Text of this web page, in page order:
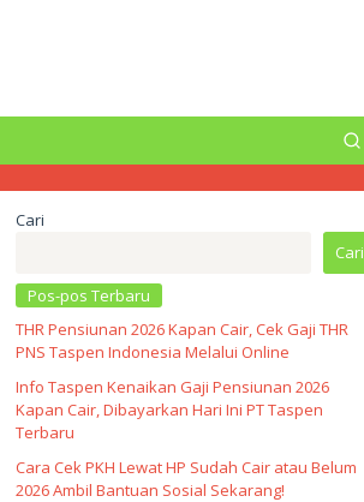
Cari
Cari
Pos-pos Terbaru
THR Pensiunan 2026 Kapan Cair, Cek Gaji THR
PNS Taspen Indonesia Melalui Online
Info Taspen Kenaikan Gaji Pensiunan 2026
Kapan Cair, Dibayarkan Hari Ini PT Taspen
Terbaru
Cara Cek PKH Lewat HP Sudah Cair atau Belum
2026 Ambil Bantuan Sosial Sekarang!